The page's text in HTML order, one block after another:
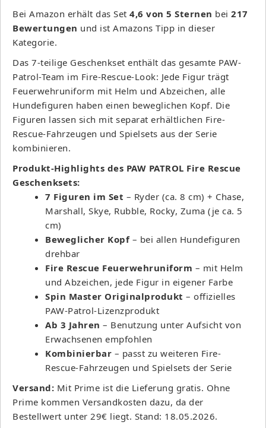
Bei Amazon erhält das Set 4,6 von 5 Sternen bei 217
Bewertungen und ist Amazons Tipp in dieser
Kategorie.
Das 7-teilige Geschenkset enthält das gesamte PAW-
Patrol-Team im Fire-Rescue-Look: Jede Figur trägt
Feuerwehruniform mit Helm und Abzeichen, alle
Hundefiguren haben einen beweglichen Kopf. Die
Figuren lassen sich mit separat erhältlichen Fire-
Rescue-Fahrzeugen und Spielsets aus der Serie
kombinieren.
Produkt-Highlights des PAW PATROL Fire Rescue
Geschenksets:
7 Figuren im Set – Ryder (ca. 8 cm) + Chase,
Marshall, Skye, Rubble, Rocky, Zuma (je ca. 5
cm)
Beweglicher Kopf– bei allen Hundefiguren
drehbar
Fire Rescue Feuerwehruniform – mit Helm
und Abzeichen, jede Figur in eigener Farbe
Spin Master Originalprodukt – offizielles
PAW-Patrol-Lizenzprodukt
Ab 3 Jahren – Benutzung unter Aufsicht von
Erwachsenen empfohlen
Kombinierbar – passt zu weiteren Fire-
Rescue-Fahrzeugen und Spielsets der Serie
Versand: Mit Prime ist die Lieferung gratis. Ohne
Prime kommen Versandkosten dazu, da der
Bestellwert unter 29€ liegt. Stand: 18.05.2026.